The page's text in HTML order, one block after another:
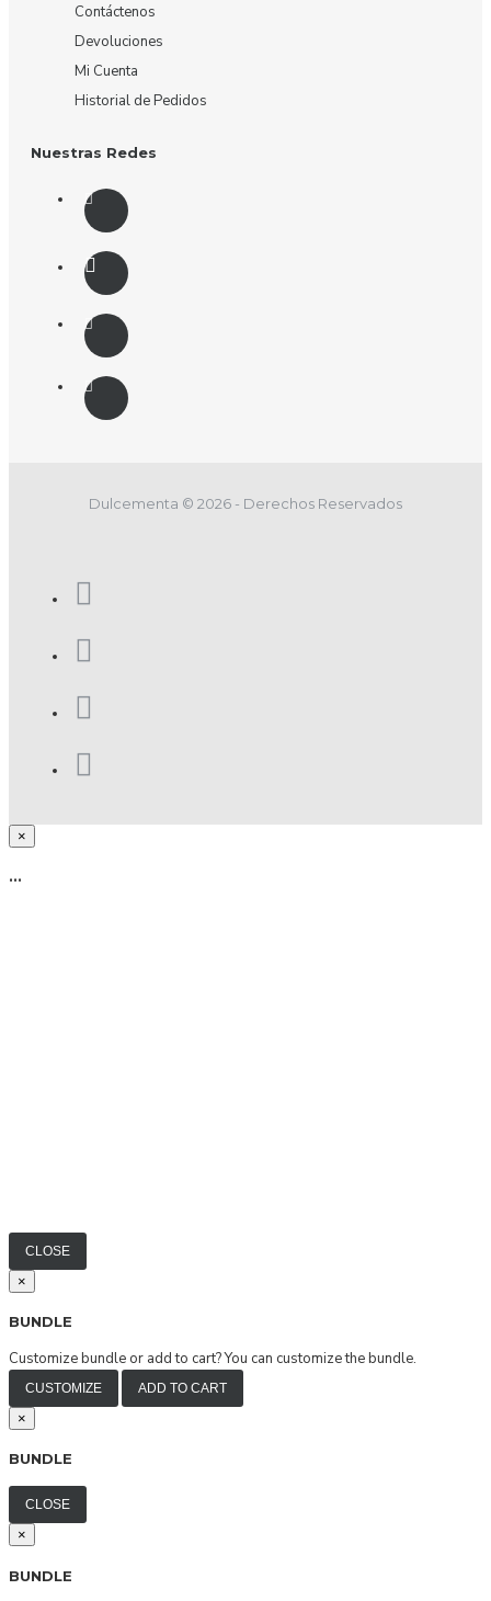
Contáctenos
Devoluciones
Mi Cuenta
Historial de Pedidos
Nuestras Redes
Dulcementa © 2026 - Derechos Reservados
×
...
CLOSE
×
BUNDLE
Customize bundle or add to cart?You can customize the bundle.
CUSTOMIZE ADD TO CART
×
BUNDLE
CLOSE
×
BUNDLE